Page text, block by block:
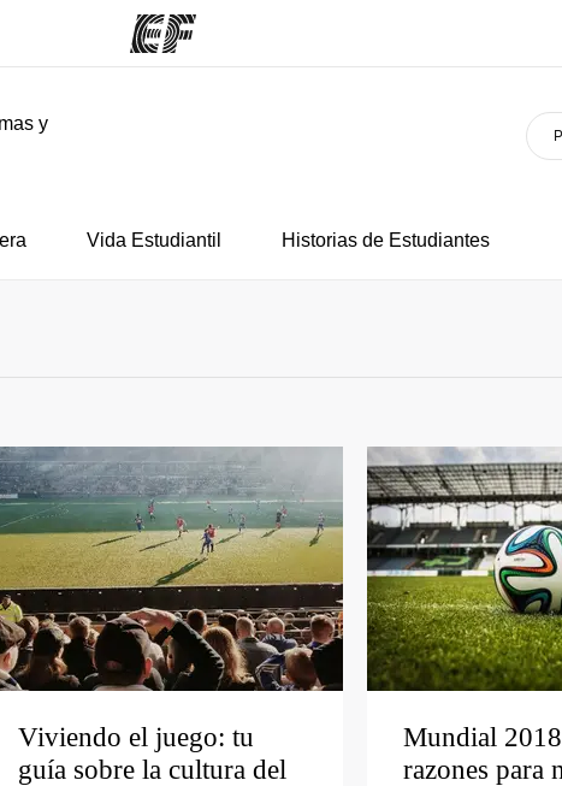
y
Vida Estudiantil Historias de Estudiantes
Viviendo el juego: tu
guía sobre la cultura del
Mundial
razones para